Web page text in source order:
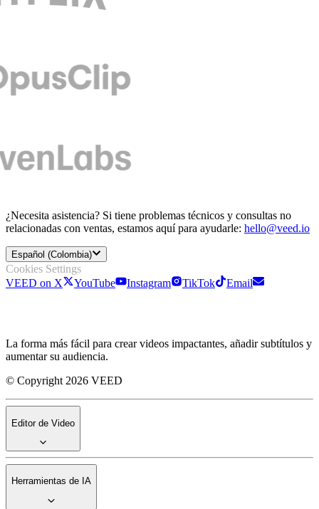
¿Necesita asistencia? Si tiene problemas técnicos y consultas no
relacionadas con ventas, estamos aquí para ayudarle: hello@veed.io
Español (Colombia)
Cookies Settings
VEED on X
YouTube Instagram TikTok Email
La forma más fácil para crear videos impactantes, añadir subtítulos y
aumentar su audiencia.
© Copyright 2026 VEED
Editor de Video
Herramientas de IA